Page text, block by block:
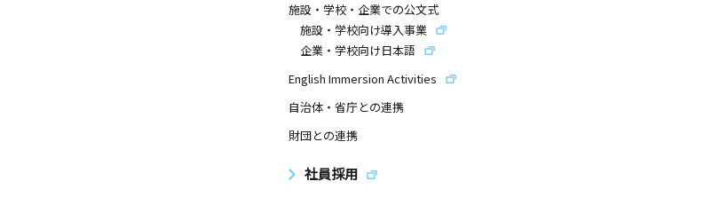
施設・学校・企業での公文式
施設・学校向け導入事業
企業・学校向け日本語
English Immersion Activities
自治体・省庁との連携
財団との連携
社員採用